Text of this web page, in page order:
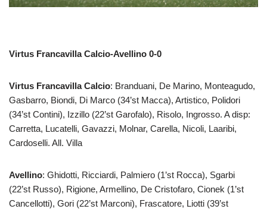
Virtus Francavilla Calcio-Avellino 0-0
Virtus Francavilla Calcio: Branduani, De Marino, Monteagudo,
Gasbarro, Biondi, Di Marco (34’st Macca), Artistico, Polidori
(34’st Contini), Izzillo (22’st Garofalo), Risolo, Ingrosso. A disp:
Carretta, Lucatelli, Gavazzi, Molnar, Carella, Nicoli, Laaribi,
Cardoselli. All. Villa
Avellino: Ghidotti, Ricciardi, Palmiero (1’st Rocca), Sgarbi
(22’st Russo), Rigione, Armellino, De Cristofaro, Cionek (1’st
Cancellotti), Gori (22’st Marconi), Frascatore, Liotti (39’st